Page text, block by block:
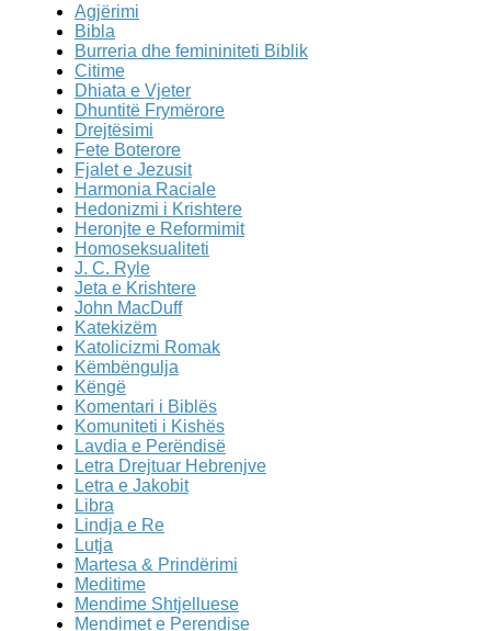
Agjërimi
Bibla
Burreria dhe femininiteti Biblik
Citime
Dhiata e Vjeter
Dhuntitë Frymërore
Drejtësimi
Fete Boterore
Fjalet e Jezusit
Harmonia Raciale
Hedonizmi i Krishtere
Heronjte e Reformimit
Homoseksualiteti
J. C. Ryle
Jeta e Krishtere
John MacDuff
Katekizëm
Katolicizmi Romak
Këmbëngulja
Këngë
Komentari i Biblës
Komuniteti i Kishës
Lavdia e Perëndisë
Letra Drejtuar Hebrenjve
Letra e Jakobit
Libra
Lindja e Re
Lutja
Martesa & Prindërimi
Meditime
Mendime Shtjelluese
Mendimet e Perendise